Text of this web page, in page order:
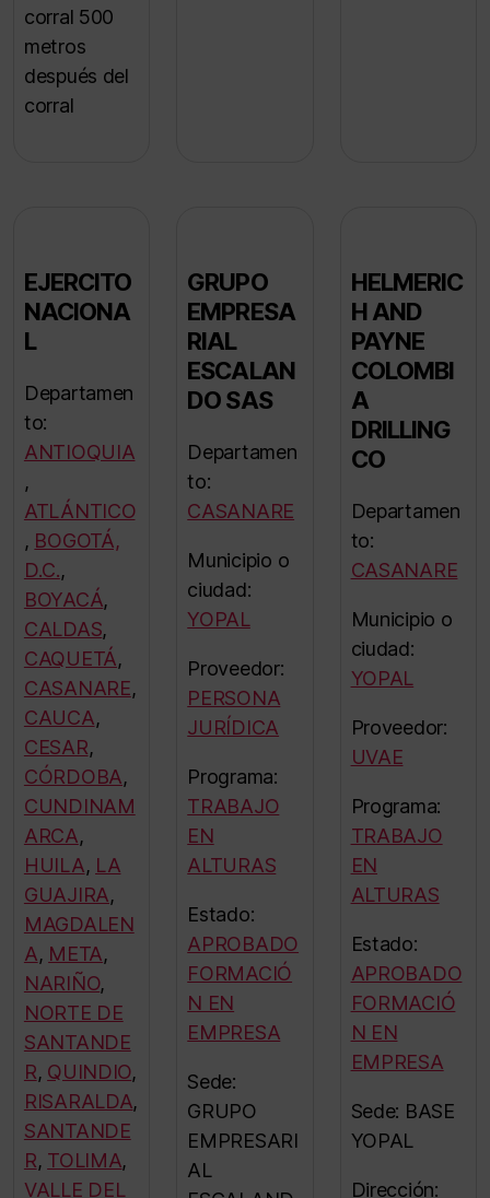
corral 500
metros
después del
corral
EJERCITO
NACIONA
L
Departamen
to:
ANTIOQUIA
,
ATLÁNTICO
, BOGOTÁ,
D.C.,
BOYACÁ,
CALDAS,
CAQUETÁ,
CASANARE,
CAUCA,
CESAR,
CÓRDOBA,
CUNDINAM
ARCA,
HUILA, LA
GUAJIRA,
MAGDALEN
A, META,
NARIÑO,
NORTE DE
SANTANDE
R, QUINDIO,
RISARALDA,
SANTANDE
R, TOLIMA,
VALLE DEL
GRUPO
EMPRESA
RIAL
ESCALAN
DO SAS
Departamen
to:
CASANARE
Municipio o
ciudad:
YOPAL
Proveedor:
PERSONA
JURÍDICA
Programa:
TRABAJO
EN
ALTURAS
Estado:
APROBADO
FORMACIÓ
N EN
EMPRESA
Sede:
GRUPO
EMPRESARI
AL
HELMERIC
H AND
PAYNE
COLOMBI
A
DRILLING
CO
Departamen
to:
CASANARE
Municipio o
ciudad:
YOPAL
Proveedor:
UVAE
Programa:
TRABAJO
EN
ALTURAS
Estado:
APROBADO
FORMACIÓ
N EN
EMPRESA
Sede: BASE
YOPAL
Dirección: